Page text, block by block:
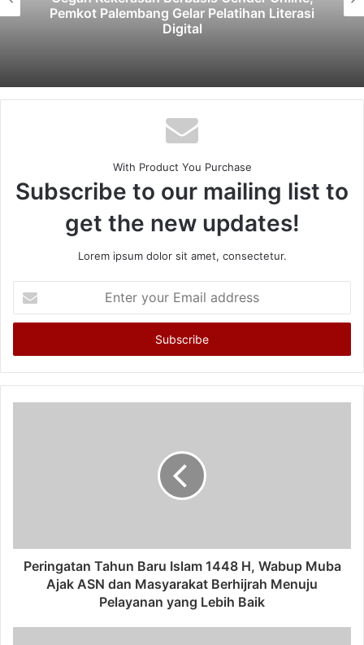
Pemkot Palembang Gelar Pelatihan Literasi
Digital
With Product You Purchase
Subscribe to our mailing list to
get the new updates!
Lorem ipsum dolor sit amet, consectetur.
your
Email
Peringatan Tahun Baru Islam 1448 H, Wabup Muba
Ajak ASN dan Masyarakat Berhijrah Menuju
Pelayanan yang Lebih Baik